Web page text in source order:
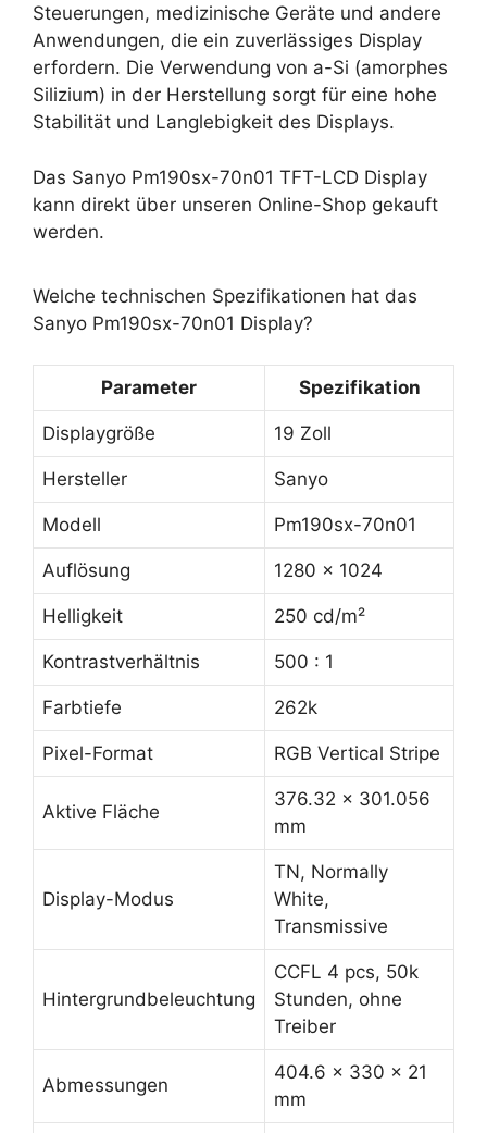
Steuerungen, medizinische Geräte und andere
Anwendungen, die ein zuverlässiges Display
erfordern. Die Verwendung von a-Si (amorphes
Silizium) in der Herstellung sorgt für eine hohe
Stabilität und Langlebigkeit des Displays.
Das Sanyo Pm190sx-70n01 TFT-LCD Display
kann direkt über unseren Online-Shop gekauft
werden.
Welche technischen Spezifikationen hat das
Sanyo Pm190sx-70n01 Display?
Parameter Spezifikation
Displaygröße 19 Zoll
Hersteller Sanyo
Modell Pm190sx-70n01
Auflösung 1280 x 1024
Helligkeit 250 cd/m²
Kontrastverhältnis 500 : 1
Farbtiefe 262k
Pixel-Format RGB Vertical Stripe
Aktive Fläche
376.32 x 301.056
mm
Display-Modus
TN, Normally
White,
Transmissive
Hintergrundbeleuchtung
CCFL 4 pcs, 50k
Stunden, ohne
Treiber
Abmessungen
404.6 x 330 x 21
mm